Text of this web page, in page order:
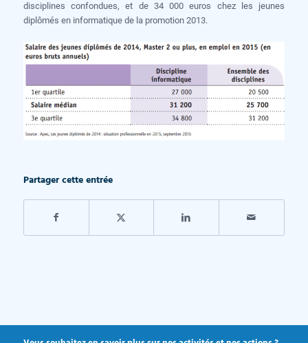
disciplines confondues, et de 34 000 euros chez les jeunes
diplômés en informatique de la promotion 2013.
Partager cette entrée